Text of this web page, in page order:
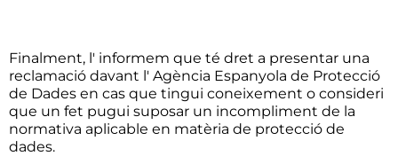
Finalment, l' informem que té dret a presentar una
reclamació davant l' Agència Espanyola de Protecció
de Dades en cas que tingui coneixement o consideri
que un fet pugui suposar un incompliment de la
normativa aplicable en matèria de protecció de
dades.